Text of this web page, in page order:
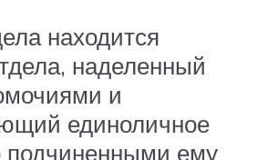
находится
наделенный
и
единоличное
подчиненными ему